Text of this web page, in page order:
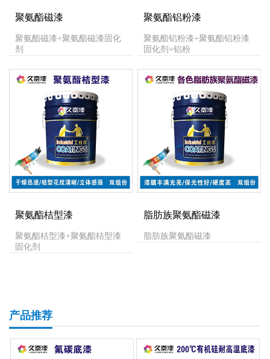
聚氨酯磁漆
聚氨酯磁漆+聚氨酯磁漆固化
剂
聚氨酯铝粉漆
聚氨酯铝粉漆+聚氨酯铝粉漆
固化剂+铝粉
聚氨酯桔型漆
聚氨酯桔型漆+聚氨酯桔型漆
固化剂
脂肪族聚氨酯磁漆
脂肪族聚氨酯磁漆
产品推荐